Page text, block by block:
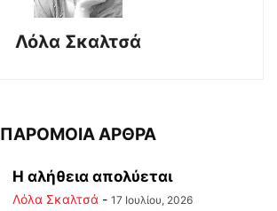
Λόλα Σκαλτσά
ΠΑΡΟΜΟΙΑ ΑΡΘΡΑ
Η αλήθεια απολύεται
Λόλα Σκαλτσά - 17 Ιουλίου, 2026